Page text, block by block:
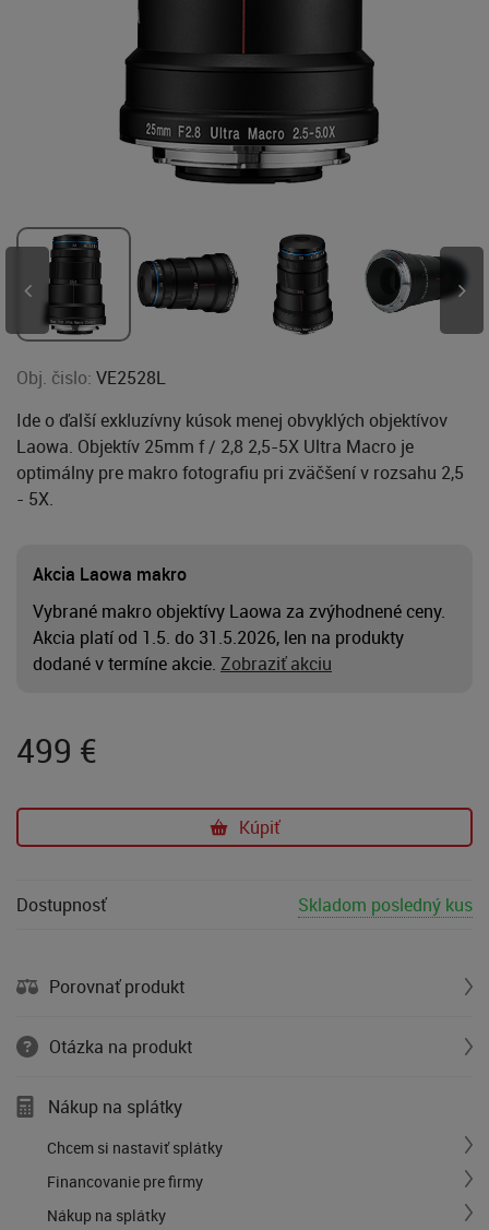
Obj. čislo: VE2528L
Ide o ďalší exkluzívny kúsok menej obvyklých objektívov
Laowa. Objektív 25mm f / 2,8 2,5-5X Ultra Macro je
optimálny pre makro fotografiu pri zväčšení v rozsahu 2,5
- 5X.
Akcia Laowa makro
Vybrané makro objektívy Laowa za zvýhodnené ceny.
Akcia platí od 1.5. do 31.5.2026, len na produkty
dodané v termíne akcie. Zobraziť akciu
499 €
Kúpiť
Dostupnosť Skladom posledný kus
Porovnať produkt
Otázka na produkt
Nákup na splátky
Chcem si nastaviť splátky
Financovanie pre firmy
Nákup na splátky